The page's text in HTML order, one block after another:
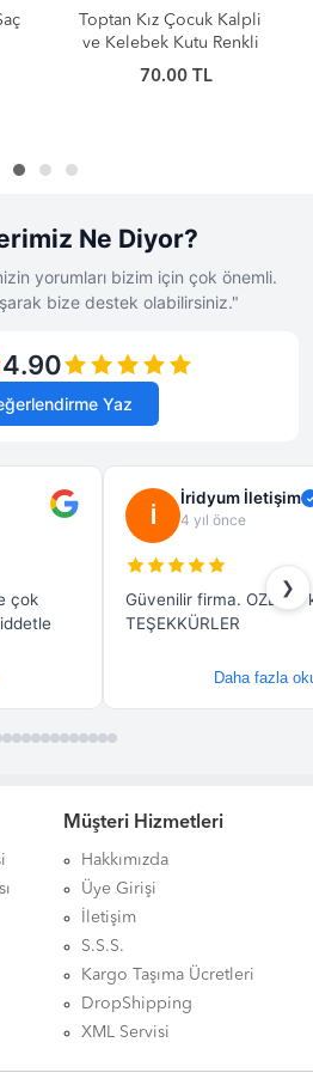
Toptan Kız Çocuk Kalpli
ve Kelebek Kutu Renkli
Saç Tokası ve Lastik Seti
70.00 TL
Müşteri Hizmetleri
Hakkımızda
Üye Girişi
İletişim
S.S.S.
Kargo Taşıma Ücretleri
DropShipping
XML Servisi